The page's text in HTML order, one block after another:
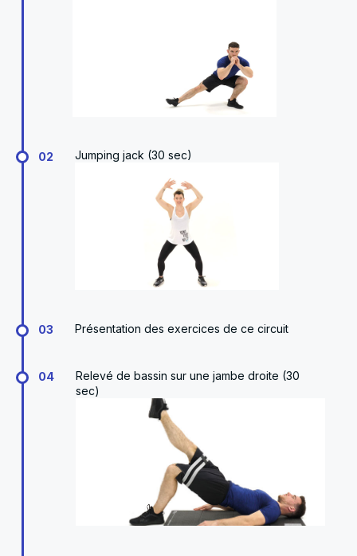
02 Jumping jack (30 sec)
03 Présentation des exercices de ce circuit
04
Relevé de bassin sur une jambe droite (30
sec)